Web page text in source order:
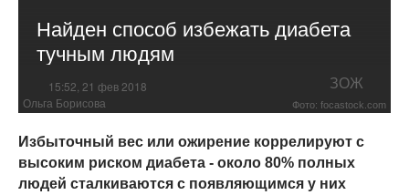
Найден способ избежать диабета
тучным людям
15:52, 21 фев 2018 ЗОЖ
Ольга Борисова Фото: focastock.com
Избыточный вес или ожирение коррелируют с
высоким риском диабета - около 80% полных
людей сталкиваются с появляющимся у них